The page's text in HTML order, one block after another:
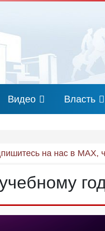
Видео Власть
на нас в MAX,